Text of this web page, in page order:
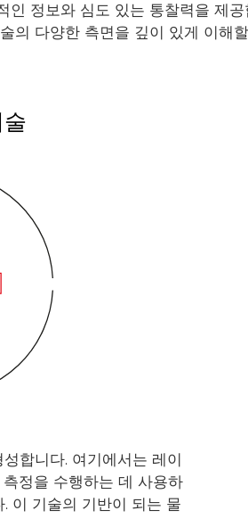
정보와 심도 있는 통찰력을 제
의 다양한 측면을 깊이 있게 이해
합니다. 여기에서는 레이
정을 수행하는 데 사용하
이 기술의 기반이 되는 물